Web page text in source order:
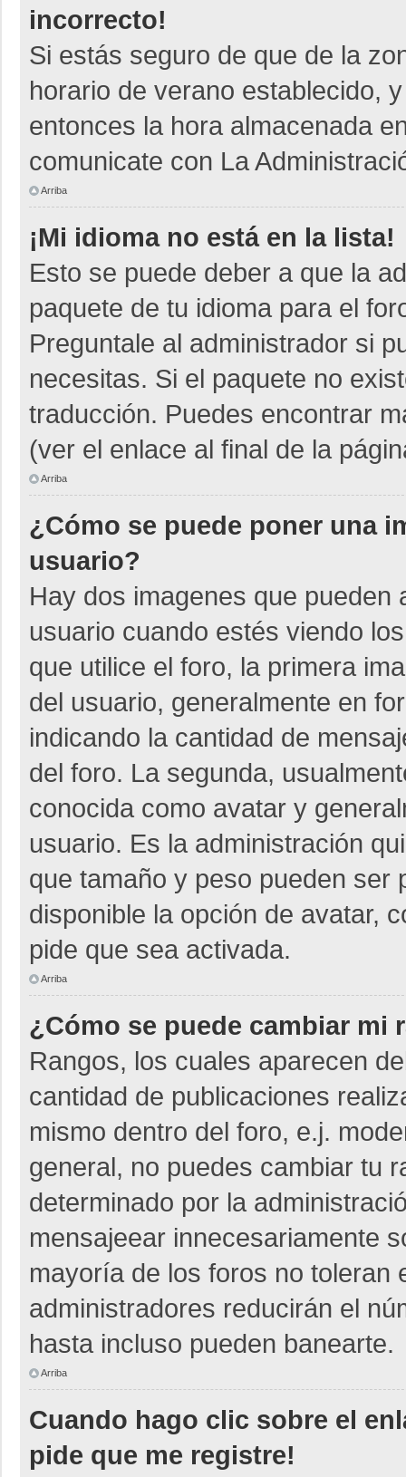
incorrecto!
Si estás seguro de que de la
horario de verano establecido,
entonces la hora almacenada
comunicate con La
Arriba
¡Mi idioma no está en la lista!
Esto se puede deber a que la
paquete de tu idioma para el
Preguntale al administrador si
necesitas. Si el paquete no
traducción. Puedes encontrar
(ver el enlace al final de la
Arriba
¿Cómo se puede poner una
usuario?
Hay dos imagenes que
usuario cuando estés viendo
que utilice el foro, la primera
del usuario, generalmente en
indicando la cantidad de
del foro. La segunda,
conocida como avatar y
usuario. Es la administración
que tamaño y peso pueden ser
disponible la opción de avatar,
pide que sea activada.
Arriba
¿Cómo se puede cambiar mi
Rangos, los cuales aparecen
cantidad de publicaciones
mismo dentro del foro, e.j.
general, no puedes cambiar tu
determinado por la
mensajeear innecesariamente
mayoría de los foros no toleran
administradores reducirán el
hasta incluso pueden banearte.
Arriba
Cuando hago clic sobre el
pide que me registre!